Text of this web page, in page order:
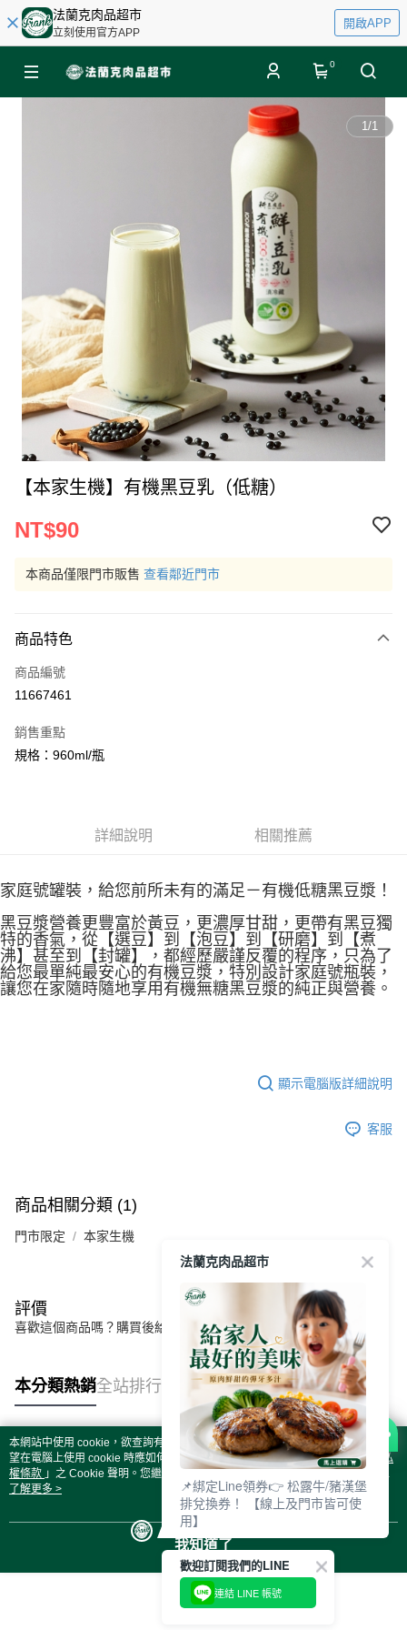
法蘭克肉品超市
立刻使用官方APP
開啟APP
0
1/1
【本家生機】有機黑豆乳（低糖）
NT$90
本商品僅限門市販售 查看鄰近門市
商品特色
商品編號
11667461
銷售重點
規格：960ml/瓶
詳細說明 相關推薦
家庭號罐裝，給您前所未有的滿足－有機低糖黑豆漿！
黑豆漿營養更豐富於黃豆，更濃厚甘甜，更帶有黑豆獨
特的香氣，從【選豆】到【泡豆】到【研磨】到【煮
沸】甚至到【封罐】，都經歷嚴謹反覆的程序，只為了
給您最單純最安心的有機豆漿，特別設計家庭號瓶裝，
讓您在家隨時隨地享用有機無糖黑豆漿的純正與營養。
顯示電腦版詳細說明
客服
商品相關分類 (1)
門市限定 本家生機
評價
喜歡這個商品嗎？購買後給他一個好評吧
本分類熱銷全站排行
熱門標籤
本網站中使用 cookie，欲查詢有關本網站使用 cookie 方式之詳情，及若您不希
望在電腦上使用 cookie 時應如何變更電腦的 cookie 設定，請參閱本網站「
隱私
權條款 」之 Cookie 聲明。您繼續使用本網站即表示您同意本公司得按本網站使
用條款之 Cookie 聲明使用 cookie。
了解更多 >
我知道了
法蘭克肉品超市
📌綁定Line領券👉 松露牛/豬漢堡
排兌換券！ 【線上及門市皆可使
用】
歡迎訂閱我們的LINE
連結 LINE 帳號